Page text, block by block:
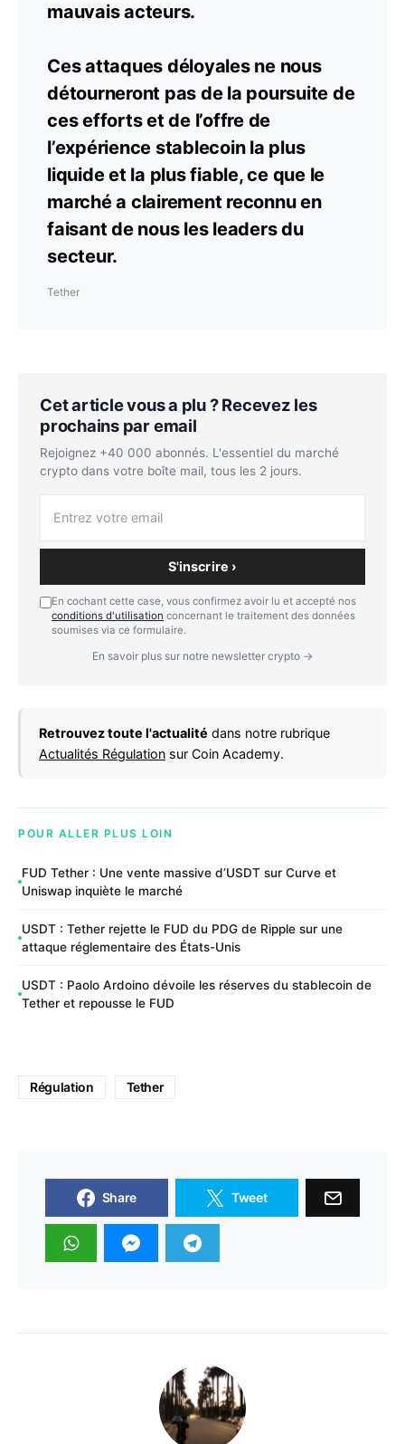
mauvais acteurs.
Ces attaques déloyales ne nous
détourneront pas de la poursuite de
ces efforts et de l’offre de
l’expérience stablecoin la plus
liquide et la plus fiable, ce que le
marché a clairement reconnu en
faisant de nous les leaders du
secteur.
Tether
Cet article vous a plu ? Recevez les
prochains par email
Rejoignez +40 000 abonnés. L'essentiel du marché
crypto dans votre boîte mail, tous les 2 jours.
S'inscrire ›
En cochant cette case, vous confirmez avoir lu et accepté nos
conditions d'utilisation concernant le traitement des données
soumises via ce formulaire.
En savoir plus sur notre newsletter crypto →
Retrouvez toute l'actualité dans notre rubrique
Actualités Régulation sur Coin Academy.
POUR ALLER PLUS LOIN
FUD Tether : Une vente massive d’USDT sur Curve et
Uniswap inquiète le marché
USDT : Tether rejette le FUD du PDG de Ripple sur une
attaque réglementaire des États-Unis
USDT : Paolo Ardoino dévoile les réserves du stablecoin de
Tether et repousse le FUD
Régulation Tether
Share Tweet